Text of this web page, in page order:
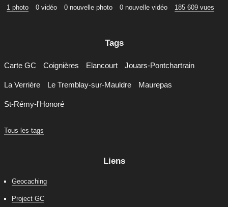
1 photo 0 vidéo 0 nouvelle photo 0 nouvelle vidéo 185 609 vues
Tags
Carte GC Coignières Elancourt Jouars-Pontchartrain
La Verrière Le Tremblay-sur-Mauldre Maurepas
St-Rémy-l'Honoré
Tous les tags
Liens
Geocaching
Project GC